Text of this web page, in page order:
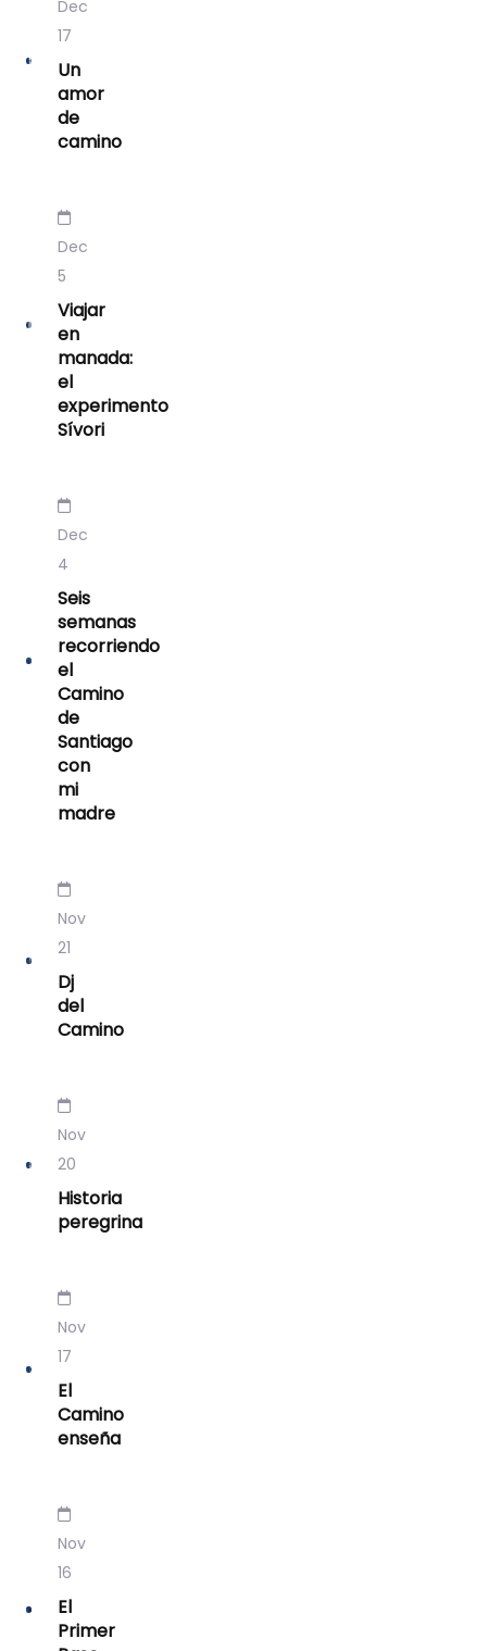
Dec
17
Un
amor
de
camino
Dec
5
Viajar
en
manada:
el
experimento
Sívori
Dec
4
Seis
semanas
recorriendo
el
Camino
de
Santiago
con
mi
madre
Nov
21
Dj
del
Camino
Nov
20
Historia
peregrina
Nov
17
El
Camino
enseña
Nov
16
El
Primer